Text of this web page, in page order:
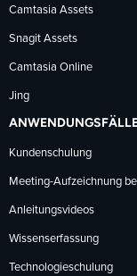
Camtasia Assets
Snagit Assets
Camtasia Online
Jing
Kundenschulung
Meeting-Aufzeichnung
Anleitungsvideos
Wissenserfassung
Technologieschulung